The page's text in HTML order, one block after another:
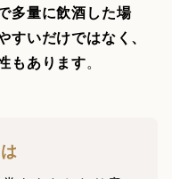
多量に飲酒した場
いだけではなく、
もあります。